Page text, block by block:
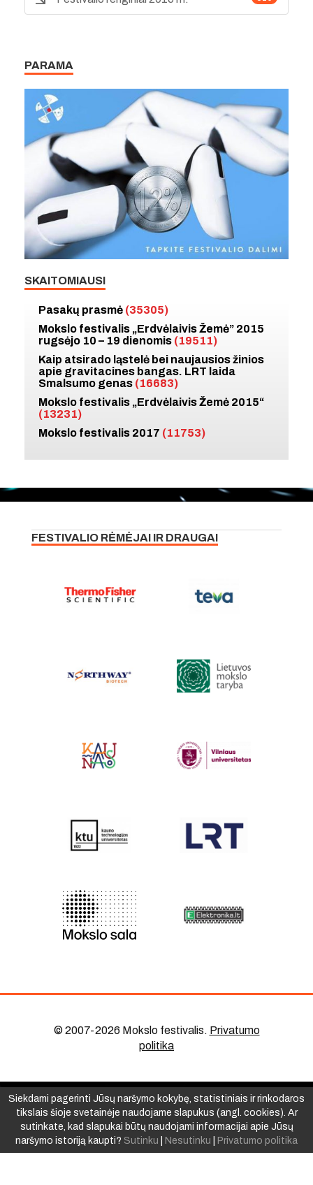
PARAMA
SKAITOMIAUSI
Pasakų prasmė (35305)
Mokslo festivalis „Erdvėlaivis Žemė” 2015
rugsėjo 10 – 19 dienomis (19511)
Kaip atsirado ląstelė bei naujausios žinios
apie gravitacines bangas. LRT laida
Smalsumo genas (16683)
Mokslo festivalis „Erdvėlaivis Žemė 2015“
(13231)
Mokslo festivalis 2017 (11753)
FESTIVALIO RĖMĖJAI IR DRAUGAI
© 2007-2026 Mokslo festivalis. Privatumo
politika
Siekdami pagerinti Jūsų naršymo kokybę, statistiniais ir rinkodaros
tikslais šioje svetainėje naudojame slapukus (angl. cookies). Ar
sutinkate, kad slapukai būtų naudojami informacijai apie Jūsų
naršymo istoriją kaupti? Sutinku Nesutinku Privatumo politika